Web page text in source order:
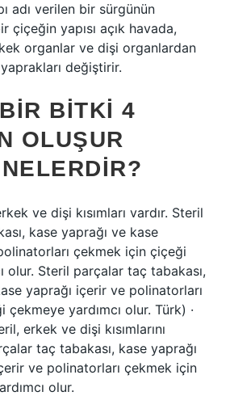
adı verilen bir sürgünün
çiçeğin yapısı açık havada,
organlar ve dişi organlardan
değiştirir.
BITKI 4
OLUŞUR
ve dişi kısımları vardır. Steril
kase yaprağı ve kase
çekmek için çiçeği
olur. Steril parçalar taç tabakası,
yaprağı içerir ve polinatorları
yardımcı olur. Türk) ·
erkek ve dişi kısımlarını
taç tabakası, kase yaprağı
ve polinatorları çekmek için
olur.